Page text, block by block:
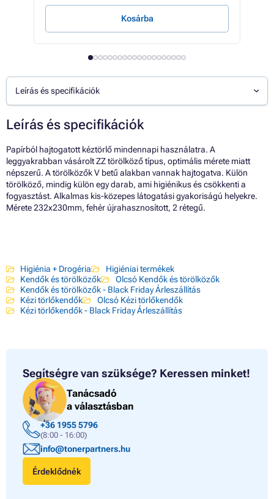
Kosárba
Leírás és specifikációk
Leírás és specifikációk
Papírból hajtogatott kéztörlő mindennapi használatra. A
leggyakrabban vásárolt ZZ törölköző típus, optimális mérete miatt
népszerű. A törölközők V betű alakban vannak hajtogatva. Külön
törölköző, mindig külön egy darab, ami higiénikus és csökkenti a
fogyasztást. Alkalmas kis-közepes látogatási gyakoriságú helyekre.
Mérete 232x230mm, fehér újrahasznosított, 2 rétegű.
Higiénia + Drogéria
Higiéniai termékek
Kendők és törölközők
Olcsó Kendők és törölközők
Kendők és törölközők - Black Friday Árleszállítás
Kézi törlőkendők
Olcsó Kézi törlőkendők
Kézi törlőkendők - Black Friday Árleszállítás
Segítségre van szüksége? Keressen minket!
Tanácsadó
a választásban
+36 1955 5796
(8:00 - 16:00)
info@tonerpartners.hu
Érdeklődnék